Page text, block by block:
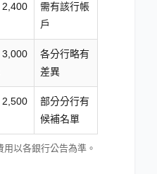
2,400
需有該行帳
戶
3,000
各分行略有
差異
2,500
部分分行有
候補名單
以各銀行公告為準。